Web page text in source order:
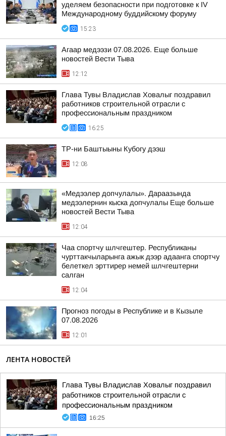
уделяем безопасности при подготовке к IV
Международному буддийскому форуму
15:23
Агаар медээзи 07.08.2026. Еще больше
новостей Вести Тыва
12:12
Глава Тувы Владислав Ховалыг поздравил
работников строительной отрасли с
профессиональным праздником
16:25
ТР-ни Баштыыны Кубогу дээш
12:08
«Медээлер допчулалы». Дараазында
медээлернин кыска допчулалы Еще больше
новостей Вести Тыва
12:04
Чаа спортчу шлчгештер. Республиканы
чурттакчыларынга ажык дээр адаанга спортчу
белеткел эрттирер немей шлчгештерни
салган
12:04
Прогноз погоды в Республике и в Кызыле
07.08.2026
12:01
ЛЕНТА НОВОСТЕЙ
Глава Тувы Владислав Ховалыг поздравил
работников строительной отрасли с
профессиональным праздником
16:25